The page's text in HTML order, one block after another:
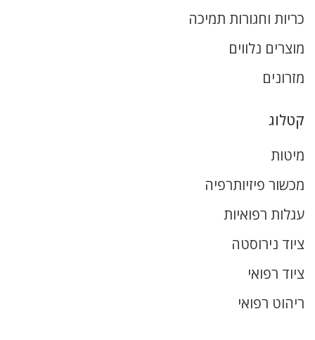
כריות וחגורות תמיכה
מוצרים נלווים
מזרונים
קטלוג
מיטות
מכשור פיזיותרפיה
עגלות רפואיות
ציוד נירוסטה
ציוד רפואי
ריהוט רפואי